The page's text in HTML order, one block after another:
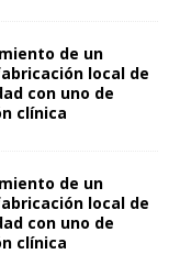
de un
local de
con uno de
clínica
de un
local de
con uno de
clínica